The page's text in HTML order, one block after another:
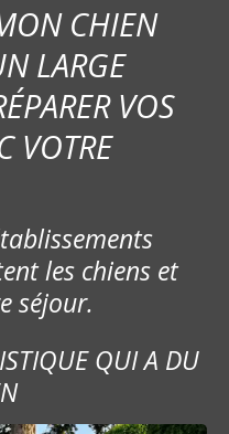
CHIEN
LARGE
VOS
VOTRE
les chiens et
séjour.
QUI A DU